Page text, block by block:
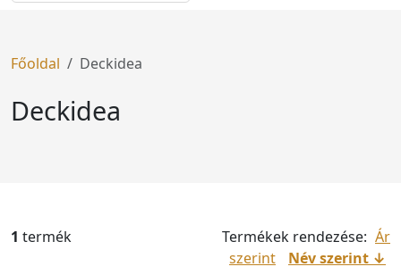
Főoldal Deckidea
Deckidea
1 termék Termékek rendezése: Ár
szerint
Név szerint